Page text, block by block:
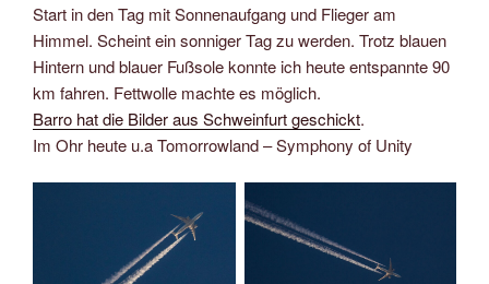
Start in den Tag mit Sonnenaufgang und Flieger am
Himmel. Scheint ein sonniger Tag zu werden. Trotz blauen
Hintern und blauer Fußsole konnte ich heute entspannte 90
km fahren. Fettwolle machte es möglich.
Barro hat die Bilder aus Schweinfurt geschickt.
Im Ohr heute u.a Tomorrowland – Symphony of Unity